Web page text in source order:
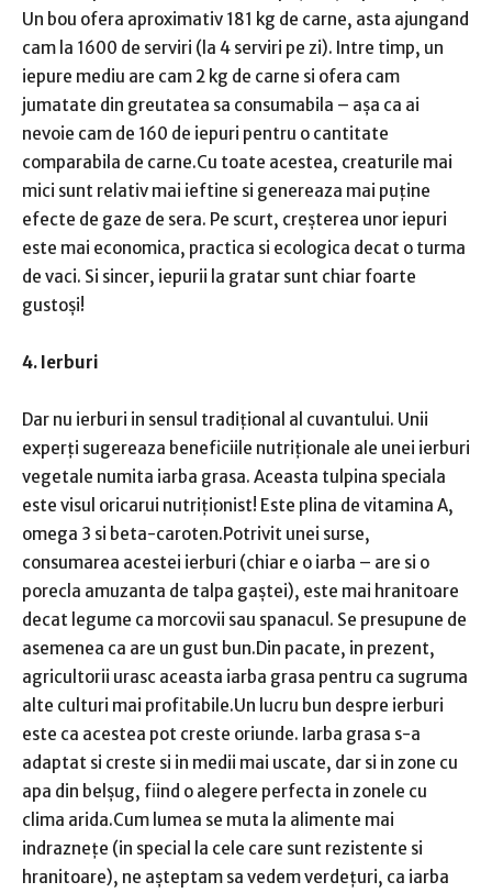
Un bou ofera aproximativ 181 kg de carne, asta ajungand
cam la 1600 de serviri (la 4 serviri pe zi). Intre timp, un
iepure mediu are cam 2 kg de carne si ofera cam
jumatate din greutatea sa consumabila – așa ca ai
nevoie cam de 160 de iepuri pentru o cantitate
comparabila de carne.Cu toate acestea, creaturile mai
mici sunt relativ mai ieftine si genereaza mai puține
efecte de gaze de sera. Pe scurt, creșterea unor iepuri
este mai economica, practica si ecologica decat o turma
de vaci. Si sincer, iepurii la gratar sunt chiar foarte
gustoși!
4. Ierburi
Dar nu ierburi in sensul tradițional al cuvantului. Unii
experți sugereaza beneficiile nutriționale ale unei ierburi
vegetale numita iarba grasa. Aceasta tulpina speciala
este visul oricarui nutriționist! Este plina de vitamina A,
omega 3 si beta-caroten.Potrivit unei surse,
consumarea acestei ierburi (chiar e o iarba – are si o
porecla amuzanta de talpa gaștei), este mai hranitoare
decat legume ca morcovii sau spanacul. Se presupune de
asemenea ca are un gust bun.Din pacate, in prezent,
agricultorii urasc aceasta iarba grasa pentru ca sugruma
alte culturi mai profitabile.Un lucru bun despre ierburi
este ca acestea pot creste oriunde. Iarba grasa s-a
adaptat si creste si in medii mai uscate, dar si in zone cu
apa din belșug, fiind o alegere perfecta in zonele cu
clima arida.Cum lumea se muta la alimente mai
indraznețe (in special la cele care sunt rezistente si
hranitoare), ne așteptam sa vedem verdețuri, ca iarba